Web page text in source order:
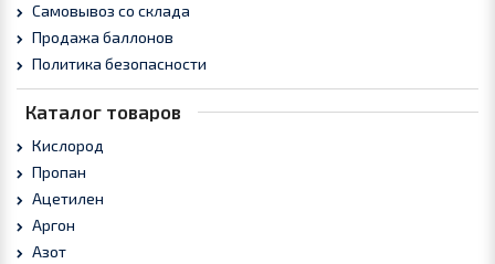
Самовывоз со склада
Продажа баллонов
Политика безопасности
Каталог товаров
Кислород
Пропан
Ацетилен
Аргон
Азот